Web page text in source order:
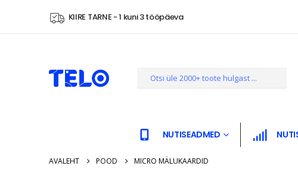
KIIRE TARNE - 1 kuni 3 tööpäeva
NUTISEADMED
AVALEHT POOD MICRO MÄLUKAARDID